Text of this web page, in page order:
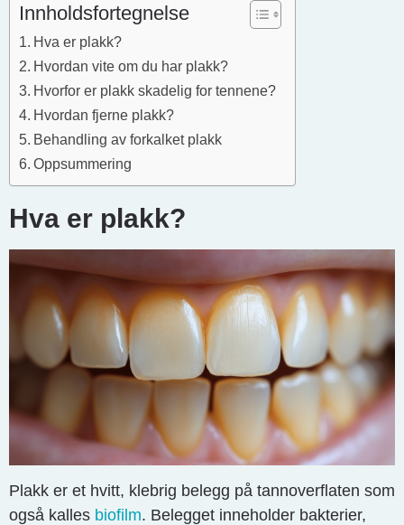
Innholdsfortegnelse
Hva er plakk?
Hvordan vite om du har plakk?
Hvorfor er plakk skadelig for tennene?
Hvordan fjerne plakk?
Behandling av forkalket plakk
Oppsummering
Hva er plakk?
Plakk er et hvitt, klebrig belegg på tannoverflaten som
også kalles biofilm. Belegget inneholder bakterier,